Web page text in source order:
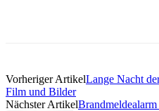
Vorheriger ArtikelLange Nacht
Film und Bilder
Nächster Artikel